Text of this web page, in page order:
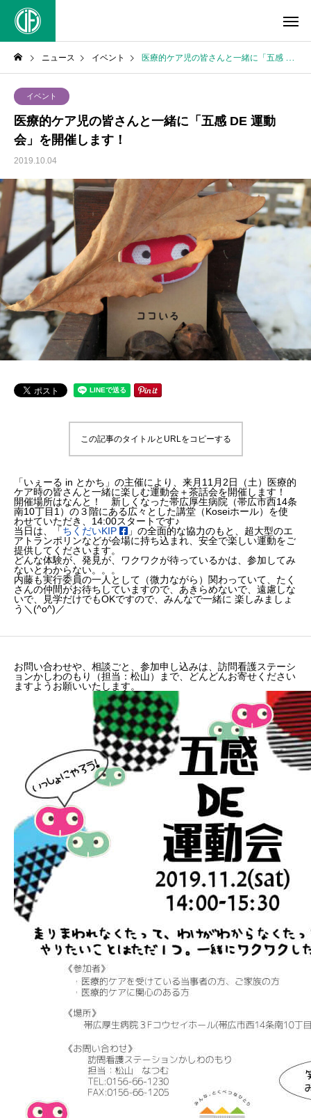
ニュース イベント 医療的ケア児の皆さんと一緒に「五感 DE 運動会」を開催します！
イベント
医療的ケア児の皆さんと一緒に「五感 DE 運動
会」を開催します！
2019.10.04
この記事のタイトルとURLをコピーする
「いぇーる in とかち」の主催により、来月11月2日（土）医療的
ケア時の皆さんと一緒に楽しむ運動会＋茶話会を開催します！
開催場所はなんと！ 新しくなった帯広厚生病院（帯広市西14条
南10丁目1）の３階にある広々とした講堂（Koseiホール）を使
わせていただき、14:00スタートです♪
当日は、「ちくだいKIP
」の全面的な協力のもと、超大型のエ
アトランポリンなどが会場に持ち込まれ、安全で楽しい運動をご
提供してくださいます。
どんな体験が、発見が、ワクワクが待っているかは、参加してみ
ないとわからない。。。
内藤も実行委員の一人として（微力ながら）関わっていて、たく
さんの仲間がお待ちしていますので、あきらめないで、遠慮しな
いで、見学だけでもOKですので、みんなで一緒に 楽しみましょ
う＼(^o^)／
お問い合わせや、相談ごと、参加申し込みは、訪問看護ステーシ
ョンかしわのもり（担当：松山）まで、どんどんお寄せください
ますようお願いいたします。